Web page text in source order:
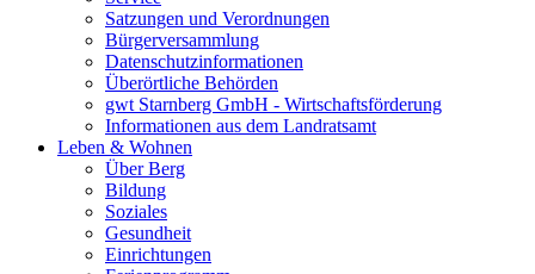
Satzungen und Verordnungen
Bürgerversammlung
Datenschutzinformationen
Überörtliche Behörden
gwt Starnberg GmbH - Wirtschaftsförderung
Informationen aus dem Landratsamt
Leben & Wohnen
Über Berg
Bildung
Soziales
Gesundheit
Einrichtungen